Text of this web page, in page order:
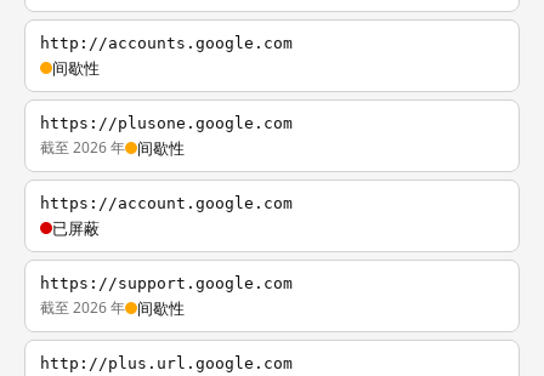
http://accounts.google.com
间歇性
https://plusone.google.com
截至 2026 年 间歇性
https://account.google.com
已屏蔽
https://support.google.com
截至 2026 年 间歇性
http://plus.url.google.com